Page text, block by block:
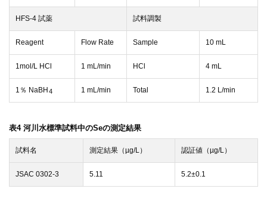
HFS-4 試薬 試料調製
Reagent Flow Rate Sample 10 mL
1mol/L HCl 1 mL/min HCl 4 mL
1％ NaBH 4 1 mL/min Total 1.2 L/min
表4 河川水標準試料中のSeの測定結果
試料名 測定結果（µg/L） 認証値（µg/L）
JSAC 0302-3 5.11 5.2±0.1